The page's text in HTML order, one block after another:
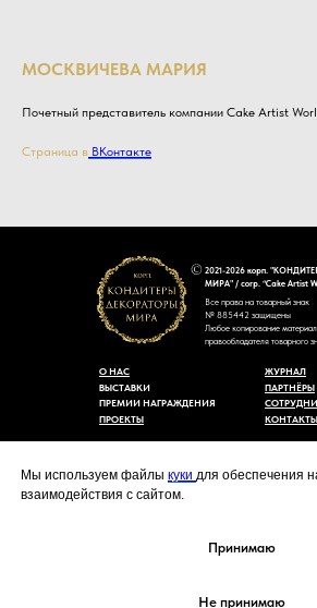
Мы используем файлы куки для обеспечения
взаимодействия с сайтом.
Принимаю
Не принимаю
МОСКВИЧЕВА МАРИЯ
Почетный представитель компании Cake Artist
Страница в ВКонтакте
2021-2026 корп.
МИРА" / corp. “Cake Artist
Все права на товарный знак
№ 885442 защищены
Любое копирование
правообладателя товарного
cakeartistworld@mail.ru
КОНТАКТЫ
ЖУРНАЛ
ПАРТНЁРЫ
ПРЕМИИ НАГРАЖДЕНИЯ
ПРОЕКТЫ
ВЫСТАВКИ
О НАС
Политика конфиденциальности
Согласие на обработку персональных